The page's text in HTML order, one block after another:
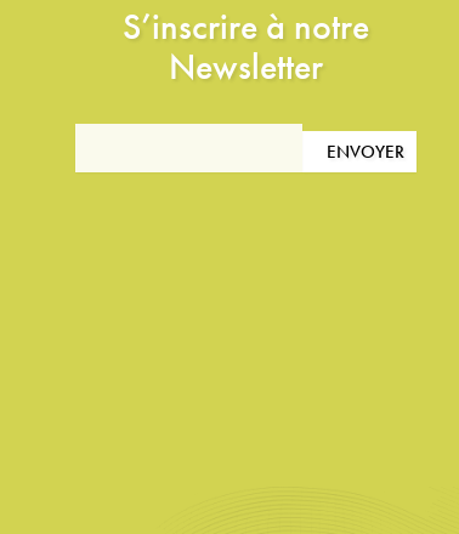
S’inscrire à notre
Newsletter